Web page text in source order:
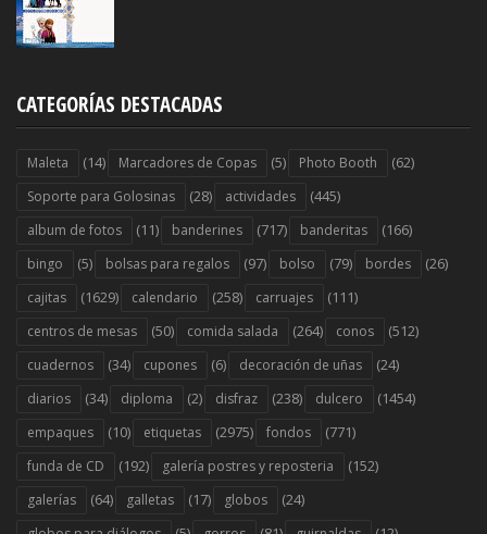
CATEGORÍAS DESTACADAS
Maleta (14) Marcadores de Copas (5) Photo Booth (62)
Soporte para Golosinas (28) actividades (445)
album de fotos (11) banderines (717) banderitas (166)
bingo (5) bolsas para regalos (97) bolso (79) bordes (26)
cajitas (1629) calendario (258) carruajes (111)
centros de mesas (50) comida salada (264) conos (512)
cuadernos (34) cupones (6) decoración de uñas (24)
diarios (34) diploma (2) disfraz (238) dulcero (1454)
empaques (10) etiquetas (2975) fondos (771)
funda de CD (192) galería postres y reposteria (152)
galerías (64) galletas (17) globos (24)